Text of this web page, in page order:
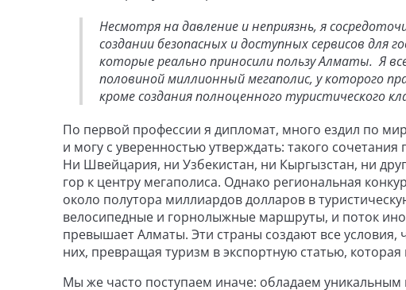
Несмотря на давление и неприязнь, я
создании безопасных и доступных сервисов для
которые реально приносили пользу Алматы. Я
половиной миллионный мегаполис, у которого
кроме создания полноценного туристического
По первой профессии я дипломат, много ездил по
и могу с уверенностью утверждать: такого
Ни Швейцария, ни Узбекистан, ни Кыргызстан, ни
гор к центру мегаполиса. Однако региональная
около полутора миллиардов долларов в
велосипедные и горнолыжные маршруты, и поток
превышает Алматы. Эти страны создают все
них, превращая туризм в экспортную статью,
Мы же часто поступаем иначе: обладаем